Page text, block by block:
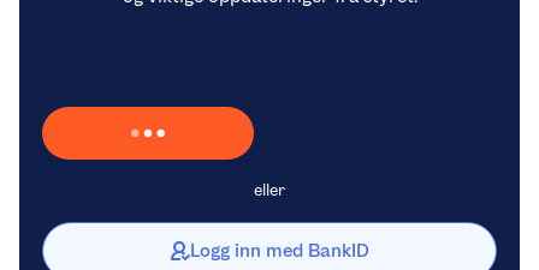
Laster inn Vipps …
eller
Logg inn med BankID